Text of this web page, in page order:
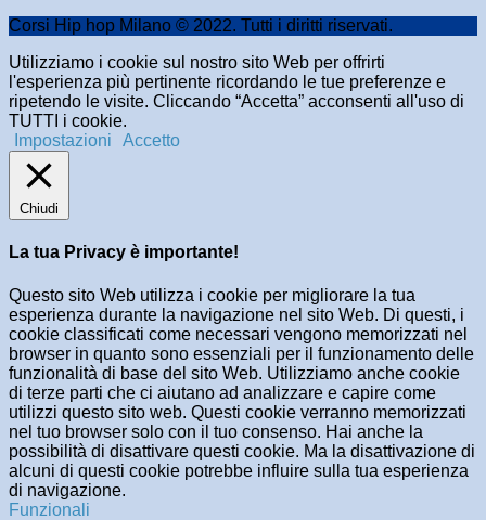
Corsi Hip hop Milano © 2022. Tutti i diritti riservati.
Utilizziamo i cookie sul nostro sito Web per offrirti
l'esperienza più pertinente ricordando le tue preferenze e
ripetendo le visite. Cliccando “Accetta” acconsenti all'uso di
TUTTI i cookie.
Impostazioni
Accetto
Chiudi
La tua Privacy è importante!
Questo sito Web utilizza i cookie per migliorare la tua
esperienza durante la navigazione nel sito Web. Di questi, i
cookie classificati come necessari vengono memorizzati nel
browser in quanto sono essenziali per il funzionamento delle
funzionalità di base del sito Web. Utilizziamo anche cookie
di terze parti che ci aiutano ad analizzare e capire come
utilizzi questo sito web. Questi cookie verranno memorizzati
nel tuo browser solo con il tuo consenso. Hai anche la
possibilità di disattivare questi cookie. Ma la disattivazione di
alcuni di questi cookie potrebbe influire sulla tua esperienza
di navigazione.
Funzionali